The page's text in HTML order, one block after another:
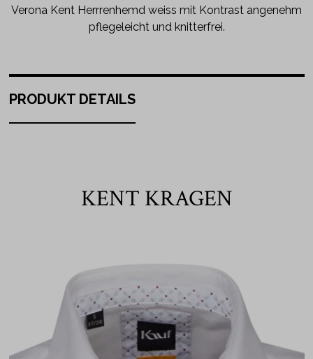
Verona Kent Herrrenhemd weiss mit Kontrast angenehm
pflegeleicht und knitterfrei.
PRODUKT DETAILS
KENT KRAGEN